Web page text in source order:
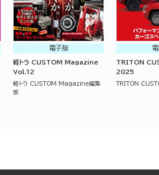
電子版
軽トラ CUSTOM Magazine
Vol.12
軽トラ CUSTOM Magazine編集
部
TRITON
2025
TRITON